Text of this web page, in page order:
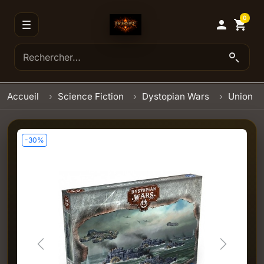
 shopping_cart
0
Accueil Science Fiction Dystopian Wars Union
-30%
Previous Next